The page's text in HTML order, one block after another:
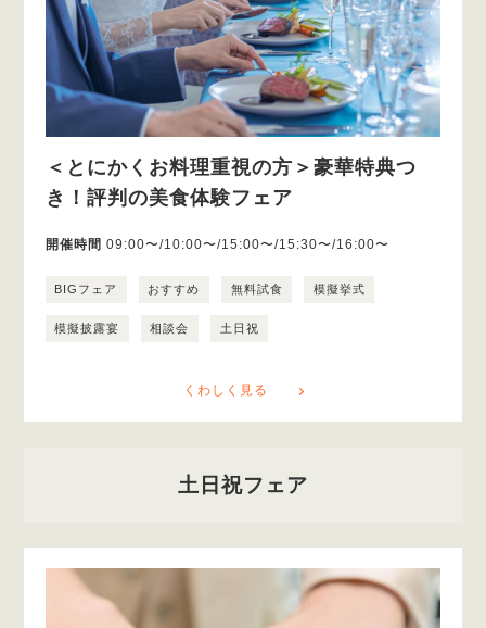
＜とにかくお料理重視の方＞豪華特典つ
き！評判の美食体験フェア
開催時間 09:00〜/10:00〜/15:00〜/15:30〜/16:00〜
BIGフェア おすすめ 無料試食 模擬挙式
模擬披露宴 相談会 土日祝
くわしく見る
土日祝フェア